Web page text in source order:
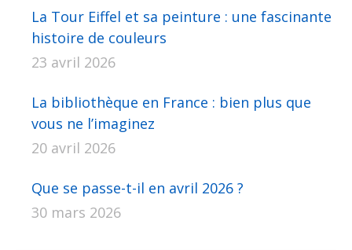
La Tour Eiffel et sa peinture : une fascinante
histoire de couleurs
23 avril 2026
La bibliothèque en France : bien plus que
vous ne l’imaginez
20 avril 2026
Que se passe-t-il en avril 2026 ?
30 mars 2026